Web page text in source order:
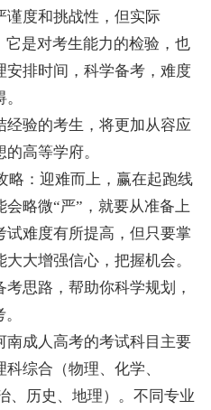
谨度和挑战性，但实际
它是对考生能力的检验，也
安排时间，科学备考，难度
经验的考生，将更加从容应
高等学府。
略：迎难而上，赢在起跑线
略微“严”，就要从准备上
试难度有所提高，但只要掌
大增强信心，把握机会。
思路，帮助你科学规划，
南成人高考的考试科目主要
综合（物理、化学、
、历史、地理）。不同专业